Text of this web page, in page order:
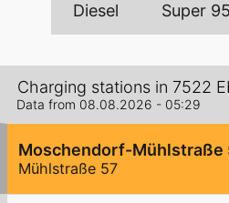
Diesel Super 95
Charging stations in 7522
Data from 08.08.2026 - 05:29
Moschendorf-Mühlstraße
Mühlstraße 57